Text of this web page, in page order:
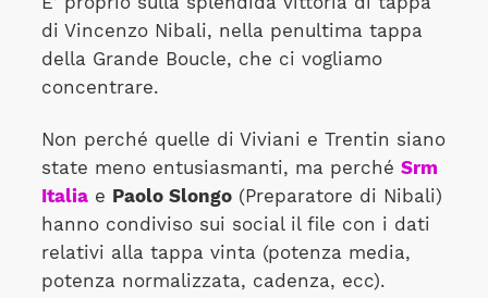
di Vincenzo Nibali, nella penultima tappa
della Grande Boucle, che ci vogliamo
concentrare.
Non perché quelle di Viviani e Trentin siano
state meno entusiasmanti, ma perché Srm
Italiae Paolo Slongo(Preparatore di Nibali)
hanno condiviso sui social il file con i dati
relativi alla tappa vinta (potenza media,
potenza normalizzata, cadenza, ecc).